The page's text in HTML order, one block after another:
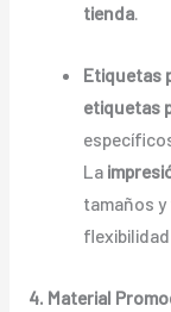
tienda.
Etiquetas
etiquetas
La
tamaños
4. Material